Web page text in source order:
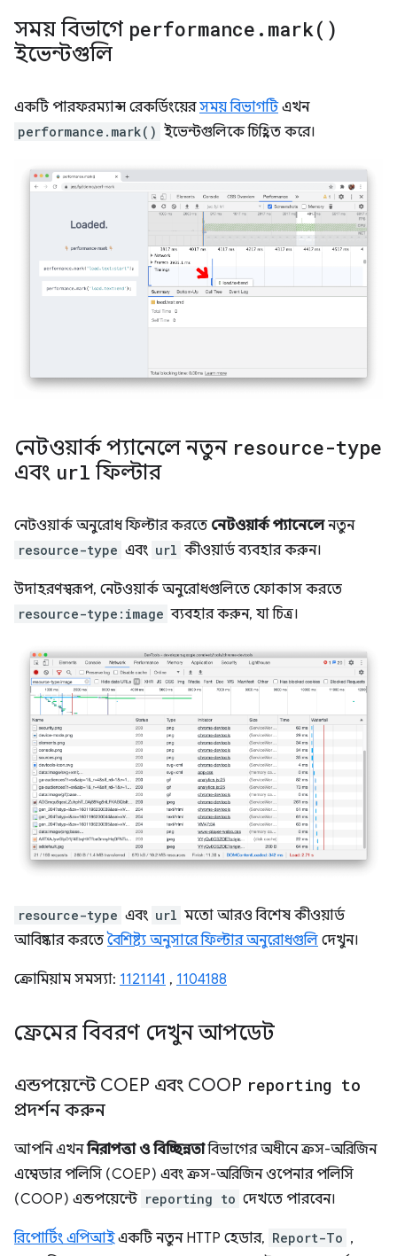
সময় বিভাগে performance . mark( )
ইভেন্টগুলি
একটি পারফরম্যান্স রেকর্ডিংয়েরসময় বিভাগটিএখন
performance.mark() ইভেন্টগুলিকে চিহ্নিত করে।
নেটওয়ার্ক প্যানেলে নতুন resource-type
এবং url ফিল্টার
নেটওয়ার্ক অনুরোধ ফিল্টার করতে নেটওয়ার্ক প্যানেলেনতুন
resource-type এবং url কীওয়ার্ড ব্যবহার করুন।
উদাহরণস্বরূপ, নেটওয়ার্ক অনুরোধগুলিতে ফোকাস করতে
resource-type:image ব্যবহার করুন, যা চিত্র।
resource-type এবং url মতো আরও বিশেষ কীওয়ার্ড
আবিষ্কার করতে বৈশিষ্ট্য অনুসারে ফিল্টার অনুরোধগুলি দেখুন।
ক্রোমিয়াম সমস্যা: 1121141 , 1104188
ফ্রেমের বিবরণ দেখুন আপডেট
এন্ডপয়েন্টে COEP এবং COOP reporting to
প্রদর্শন করুন
আপনি এখননিরাপত্তা ও বিচ্ছিন্নতাবিভাগের অধীনে ক্রস-অরিজিন
এম্বেডার পলিসি (COEP) এবং ক্রস-অরিজিন ওপেনার পলিসি
(COOP) এন্ডপয়েন্টে reporting to দেখতে পারবেন।
রিপোর্টিং এপিআইএকটি নতুন HTTP হেডার, Report-To ,